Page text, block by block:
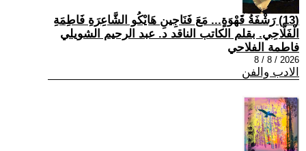
(13) رَشْفَةُ قَهْوَةٍ... مَعَ فَنَاجِينِ هَايْكُو الشَّاعِرَةِ فَاطِمَةِ
الْفَلَّاحِي. بقلم الكاتب الناقد د. عبد الرحيم الشويلي
فاطمة الفلاحي
2026 / 8 / 8
الادب والفن